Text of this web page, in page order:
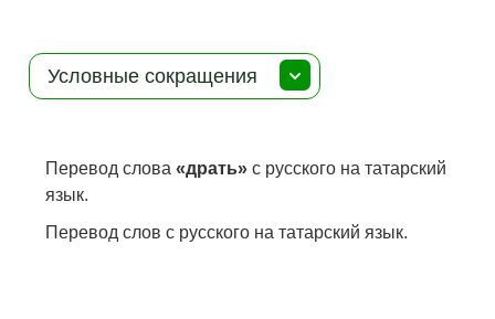
Условные сокращения
Перевод слова«драть» с русского на татарский
язык.
Перевод слов с русского на татарский язык.